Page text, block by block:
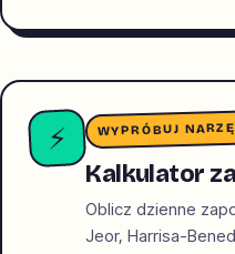
⚡ WYPRÓBUJ
Kalkulator
Oblicz dzienne
Jeor, Harrisa-